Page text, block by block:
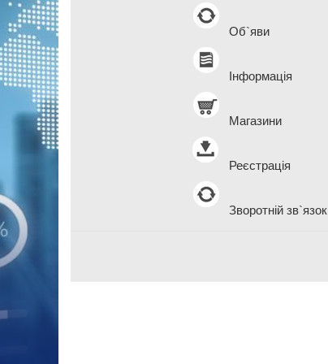
Об`яви
Інформація
Магазини
Реєстрація
Зворотній зв`язок